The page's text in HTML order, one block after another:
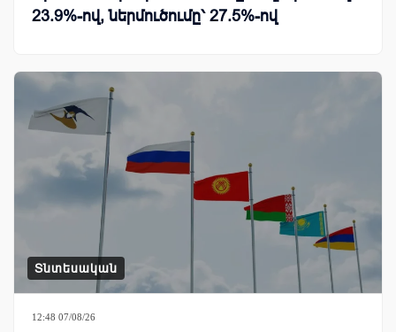
23.9%-ով, ներմուծումը՝ 27.5%-ով
Տնտեսական
12:48 07/08/26